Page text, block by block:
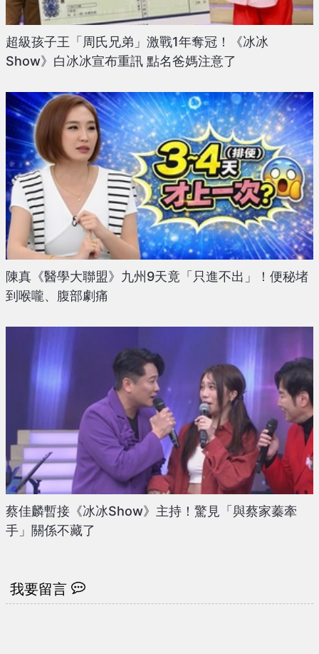
超級孩子王「周氏兄弟」激戰1年奪冠！《冰冰
Show》白冰冰宣布重訊 點名爸媽注意了
陳真《醫學大聯盟》九州9天竟「只進不出」！便秘堵
到喉嚨、腹部劇痛
蔡佳麟暫接《冰冰Show》主持！驚見「與蔡家蓁牽
手」關係不藏了
我要留言